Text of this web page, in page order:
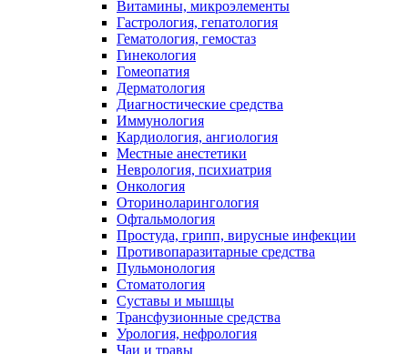
Витамины, микроэлементы
Гастрология, гепатология
Гематология, гемостаз
Гинекология
Гомеопатия
Дерматология
Диагностические средства
Иммунология
Кардиология, ангиология
Местные анестетики
Неврология, психиатрия
Онкология
Оториноларингология
Офтальмология
Простуда, грипп, вирусные инфекции
Противопаразитарные средства
Пульмонология
Стоматология
Суставы и мышцы
Трансфузионные средства
Урология, нефрология
Чаи и травы